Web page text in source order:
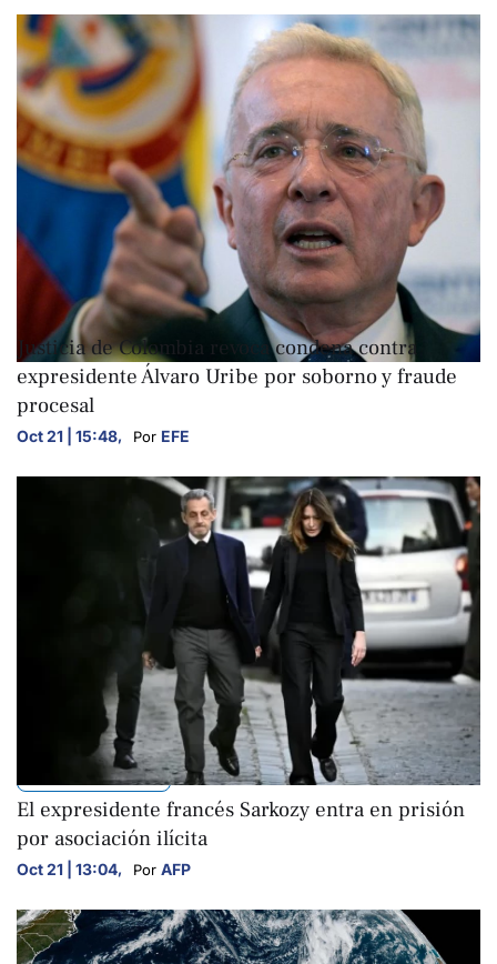
INTERNACIONALES
Justicia de Colombia revoca condena contra
expresidente Álvaro Uribe por soborno y fraude
procesal
Oct 21 | 15:48, Por EFE
INTERNACIONALES
El expresidente francés Sarkozy entra en prisión
por asociación ilícita
Oct 21 | 13:04, Por AFP